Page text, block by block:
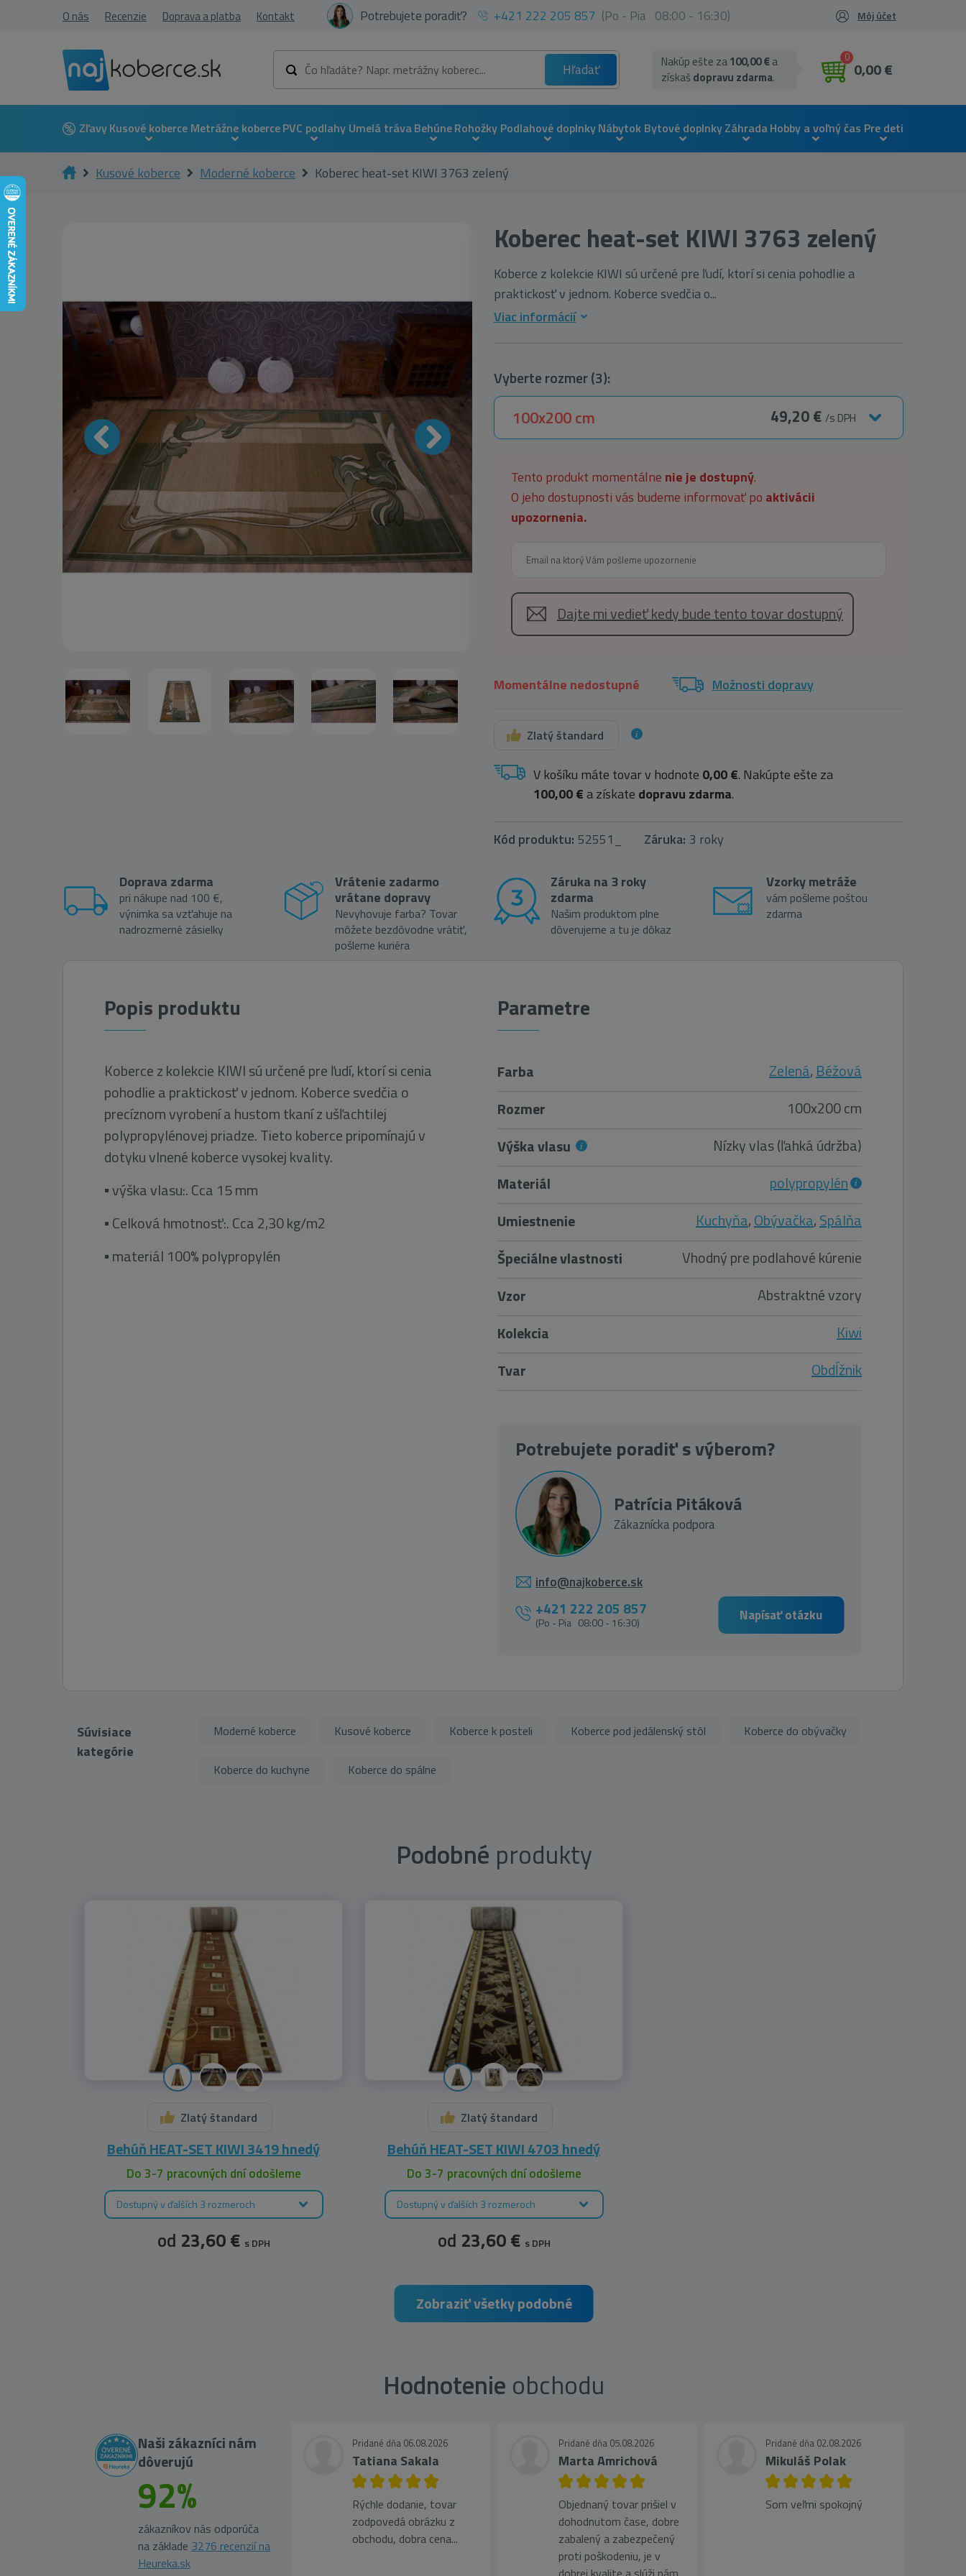
O nás Recenzie Doprava a platba Kontakt Potrebujete poradiť? +421 222 205 857 (Po - Pia 08:00 - 16:30) Môj účet
Hľadať
0
0,00 €
Nakúp ešte za100,00 €a
získaš dopravu zdarma.
ZľavyKusové koberce Metrážne kobercePVC podlahy Umelá trávaBehúneRohožky Podlahové doplnkyNábytok Bytové doplnkyZáhradaHobby a voľný čas Pre deti
Kusové koberce Moderné koberce Koberec heat-set KIWI 3763 zelený
Koberec heat-set KIWI 3763 zelený
Koberce z kolekcie KIWI sú určené pre ľudí, ktorí si cenia pohodlie a
praktickosť v jednom. Koberce svedčia o...
Viac informácií
Vyberte rozmer (3):
100x200 cm 49,20 € /s DPH
Tento produkt momentálne nie je dostupný.
O jeho dostupnosti vás budeme informovať po aktivácii
upozornenia.
Dajte mi vedieť kedy bude tento tovar dostupný
Momentálne nedostupné Možnosti dopravy
Zlatý štandard
V košíku máte tovar v hodnote 0,00 €. Nakúpte ešte za
100,00 €a získate dopravu zdarma.
Kód produktu: 52551_ Záruka: 3 roky
Doprava zdarma
pri nákupe nad 100 €,
výnimka sa vzťahuje na
nadrozmerné zásielky
Vrátenie zadarmo
vrátane dopravy
Nevyhovuje farba? Tovar
môžete bezdôvodne vrátiť,
pošleme kuriéra
Záruka na 3 roky
zdarma
Našim produktom plne
dôverujeme a tu je dôkaz
Vzorky metráže
vám pošleme poštou
zdarma
Popis produktu
Koberce z kolekcie KIWI sú určené pre ľudí, ktorí si cenia
pohodlie a praktickosť v jednom. Koberce svedčia o
precíznom vyrobení a hustom tkaní z ušľachtilej
polypropylénovej priadze. Tieto koberce pripomínajú v
dotyku vlnené koberce vysokej kvality.
▪ výška vlasu:. Cca 15 mm
▪ Celková hmotnosť:. Cca 2,30 kg/m2
▪ materiál 100% polypropylén
Parametre
Farba Zelená,Béžová
Rozmer
100x200 cm
Výška vlasu
Nízky vlas (ľahká údržba)
Materiál
polypropylén
Umiestnenie
Kuchyňa,Obývačka,Spálňa
Špeciálne vlastnosti
Vhodný pre podlahové kúrenie
Vzor
Abstraktné vzory
Kolekcia
Kiwi
Tvar
Obdĺžnik
Potrebujete poradiť s výberom?
Patrícia Pitáková
Zákaznícka podpora
info@najkoberce.sk
+421 222 205 857
(Po - Pia 08:00 - 16:30) Napísať otázku
Súvisiace
kategórie
Moderné koberce Kusové koberce Koberce k posteli Koberce pod jedálenský stôl Koberce do obývačky
Koberce do kuchyne Koberce do spálne
Podobné produkty
Zlatý štandard
Behúň HEAT-SET KIWI 3419 hnedý
Do 3-7 pracovných dní odošleme
Dostupný v ďalších 3 rozmeroch
od 23,60 € s DPH
Zlatý štandard
Behúň HEAT-SET KIWI 4703 hnedý
Do 3-7 pracovných dní odošleme
Dostupný v ďalších 3 rozmeroch
od 23,60 € s DPH
Zobraziť všetky podobné
Hodnotenie obchodu
Naši zákazníci nám
dôverujú
92%
zákazníkov nás odporúča
na základe 3276 recenzií na
Heureka.sk
Pridané dňa 06.08.2026
Tatiana Sakala
Rýchle dodanie, tovar
zodpovedá obrázku z
obchodu, dobra cena...
Pridané dňa 05.08.2026
Marta Amrichová
Objednaný tovar prišiel v
dohodnutom čase, dobre
zabalený a zabezpečený
proti poškodeniu, je v
Pridané dňa 02.08.2026
Mikuláš Polak
Som veľmi spokojný